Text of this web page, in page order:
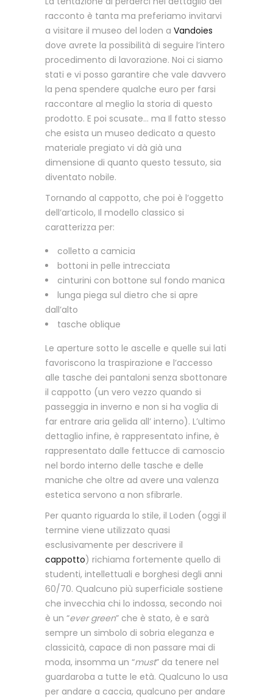
racconto è tanta ma preferiamo invitarvi
a visitare il museo del loden a Vandoies
dove avrete la possibilità di seguire l’intero
procedimento di lavorazione. Noi ci siamo
stati e vi posso garantire che vale davvero
la pena spendere qualche euro per farsi
raccontare al meglio la storia di questo
prodotto. E poi scusate… ma Il fatto stesso
che esista un museo dedicato a questo
materiale pregiato vi dà già una
dimensione di quanto questo tessuto, sia
diventato nobile.
Tornando al cappotto, che poi è l’oggetto
dell’articolo, Il modello classico si
caratterizza per:
colletto a camicia
bottoni in pelle intrecciata
cinturini con bottone sul fondo manica
lunga piega sul dietro che si apre
dall’alto
tasche oblique
Le aperture sotto le ascelle e quelle sui lati
favoriscono la traspirazione e l’accesso
alle tasche dei pantaloni senza sbottonare
il cappotto (un vero vezzo quando si
passeggia in inverno e non si ha voglia di
far entrare aria gelida all’ interno). L’ultimo
dettaglio infine, è rappresentato infine, è
rappresentato dalle fettucce di camoscio
nel bordo interno delle tasche e delle
maniche che oltre ad avere una valenza
estetica servono a non sfibrarle.
Per quanto riguarda lo stile, il Loden (oggi il
termine viene utilizzato quasi
esclusivamente per descrivere il
cappotto) richiama fortemente quello di
studenti, intellettuali e borghesi degli anni
60/70. Qualcuno più superficiale sostiene
che invecchia chi lo indossa, secondo noi
è un “ever green” che è stato, è e sarà
sempre un simbolo di sobria eleganza e
classicità, capace di non passare mai di
moda, insomma un “must” da tenere nel
guardaroba a tutte le età. Qualcuno lo usa
per andare a caccia, qualcuno per andare